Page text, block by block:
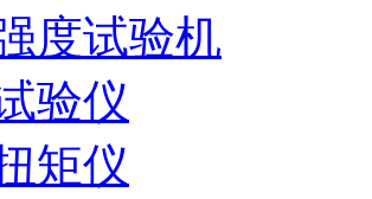
度试验机
验仪
矩仪